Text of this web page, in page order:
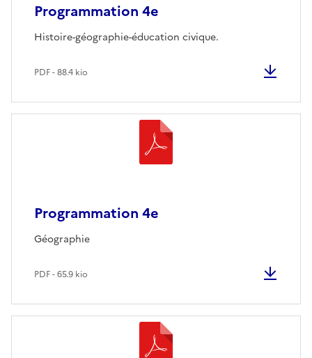
Programmation 4e
Histoire-géographie-éducation civique.
PDF - 88.4 kio
Programmation 4e
Géographie
PDF - 65.9 kio